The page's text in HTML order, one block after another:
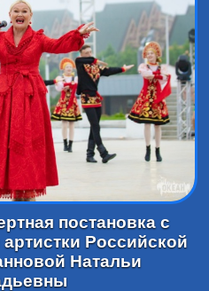
постановка с
Российской
Натальи